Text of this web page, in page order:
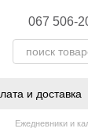
067 506-
и доставка
Ежедневники и